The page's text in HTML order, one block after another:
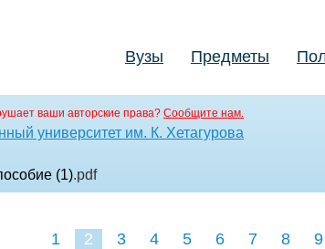
Вузы Предметы
ваши авторские права? Сообщите нам.
университет им. К. Хетагурова
(1).pdf
1 2 3 4 5 6 7 8 9